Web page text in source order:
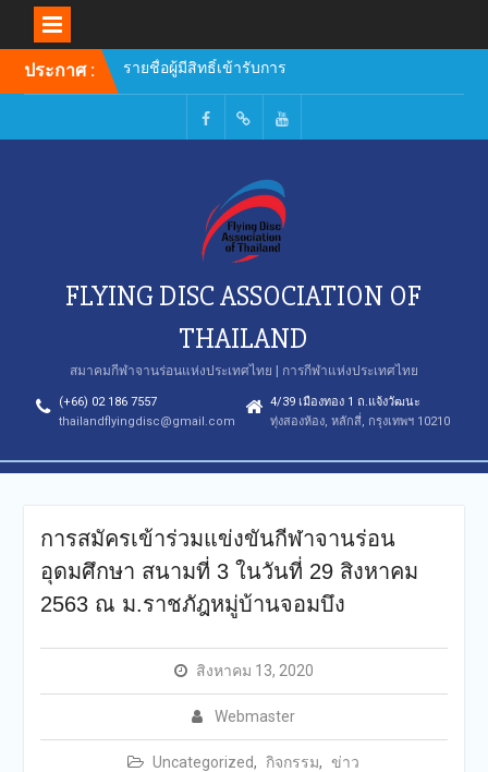
ประกาศ :
อบรมหลักสูตรผู้ฝึกสอน
Facebook
TikTokYoutube
FLYING DISC ASSOCIATION OF
THAILAND
สมาคมกีฬาจานร่อนแห่งประเทศไทย | การกีฬาแห่งประเทศไทย
(+66) 02 186 7557
thailandflyingdisc@gmail.com
4/39 เมืองทอง 1 ถ.แจ้งวัฒนะ
ทุ่งสองห้อง, หลักสี่, กรุงเทพฯ 10210
การสมัครเข้าร่วมแข่งขันกีฬาจานร่อน
อุดมศึกษา สนามที่ 3 ในวันที่ 29 สิงหาคม
2563 ณ ม.ราชภัฎหมู่บ้านจอมบึง
สิงหาคม 13, 2020
Webmaster
Uncategorized, กิจกรรม, ข่าว